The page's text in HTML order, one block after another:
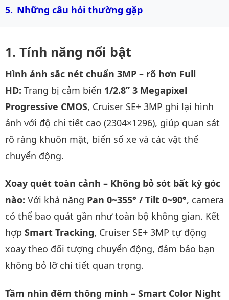
Những câu hỏi thường gặp
Tính năng nổi bật
Hình ảnh sắc nét chuẩn 3MP – rõ hơn Full
HD: Trang bị cảm biến 1/2.8” 3 Megapixel
Progressive CMOS, Cruiser SE+ 3MP ghi lại hình
ảnh với độ chi tiết cao (2304×1296), giúp quan sát
rõ ràng khuôn mặt, biển số xe và các vật thể
chuyển động.
Xoay quét toàn cảnh – Không bỏ sót bất kỳ góc
nào: Với khả năng Pan 0~355° / Tilt 0~90°, camera
có thể bao quát gần như toàn bộ không gian. Kết
hợp Smart Tracking, Cruiser SE+ 3MP tự động
xoay theo đối tượng chuyển động, đảm bảo bạn
không bỏ lỡ chi tiết quan trọng.
Tầm nhìn đêm thông minh – Smart Color Night